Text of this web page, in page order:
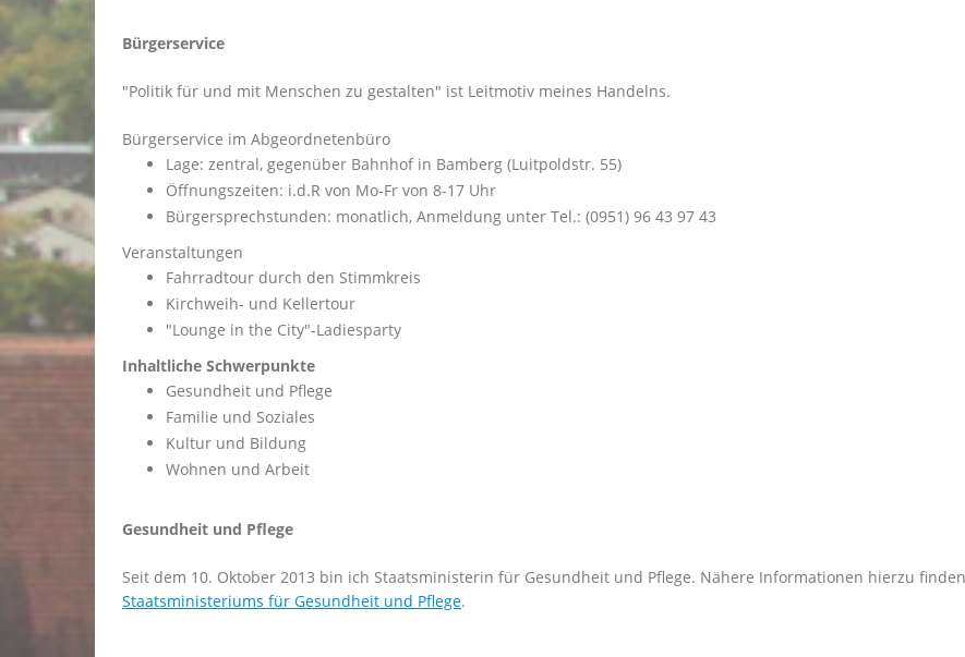
Bürgerservice
"Politik für und mit Menschen zu gestalten" ist Leitmotiv meines Handelns.
Bürgerservice im Abgeordnetenbüro
Lage: zentral, gegenüber Bahnhof in Bamberg (Luitpoldstr. 55)
Öffnungszeiten: i.d.R von Mo-Fr von 8-17 Uhr
Bürgersprechstunden: monatlich, Anmeldung unter Tel.: (0951) 96 43 97 43
Veranstaltungen
Fahrradtour durch den Stimmkreis
Kirchweih- und Kellertour
"Lounge in the City"-Ladiesparty
Inhaltliche Schwerpunkte
Gesundheit und Pflege
Familie und Soziales
Kultur und Bildung
Wohnen und Arbeit
Gesundheit und Pflege
Seit dem 10. Oktober 2013 bin ich Staatsministerin für Gesundheit und Pflege. Nähere Informationen hierzu
Staatsministeriums für Gesundheit und Pflege.